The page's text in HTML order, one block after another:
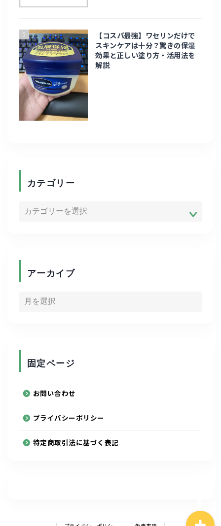
5
【コスパ最強】ワセリンだけで
スキンケアは十分？驚きの保湿
効果と正しい塗り方・活用法を
解説
カテゴリー
アーカイブ
固定ページ
お問い合わせ
プライバシーポリシー
特定商取引法に基づく表記
九州
趣味・ライフスタイル